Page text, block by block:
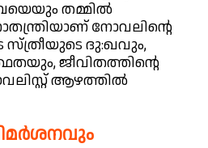
തമ്മിൽ
നോവലിന്റെ
സ്ത്രീയുടെ ദു:ഖവും,
ജീവിതത്തിന്റെ
ആഴത്തിൽ